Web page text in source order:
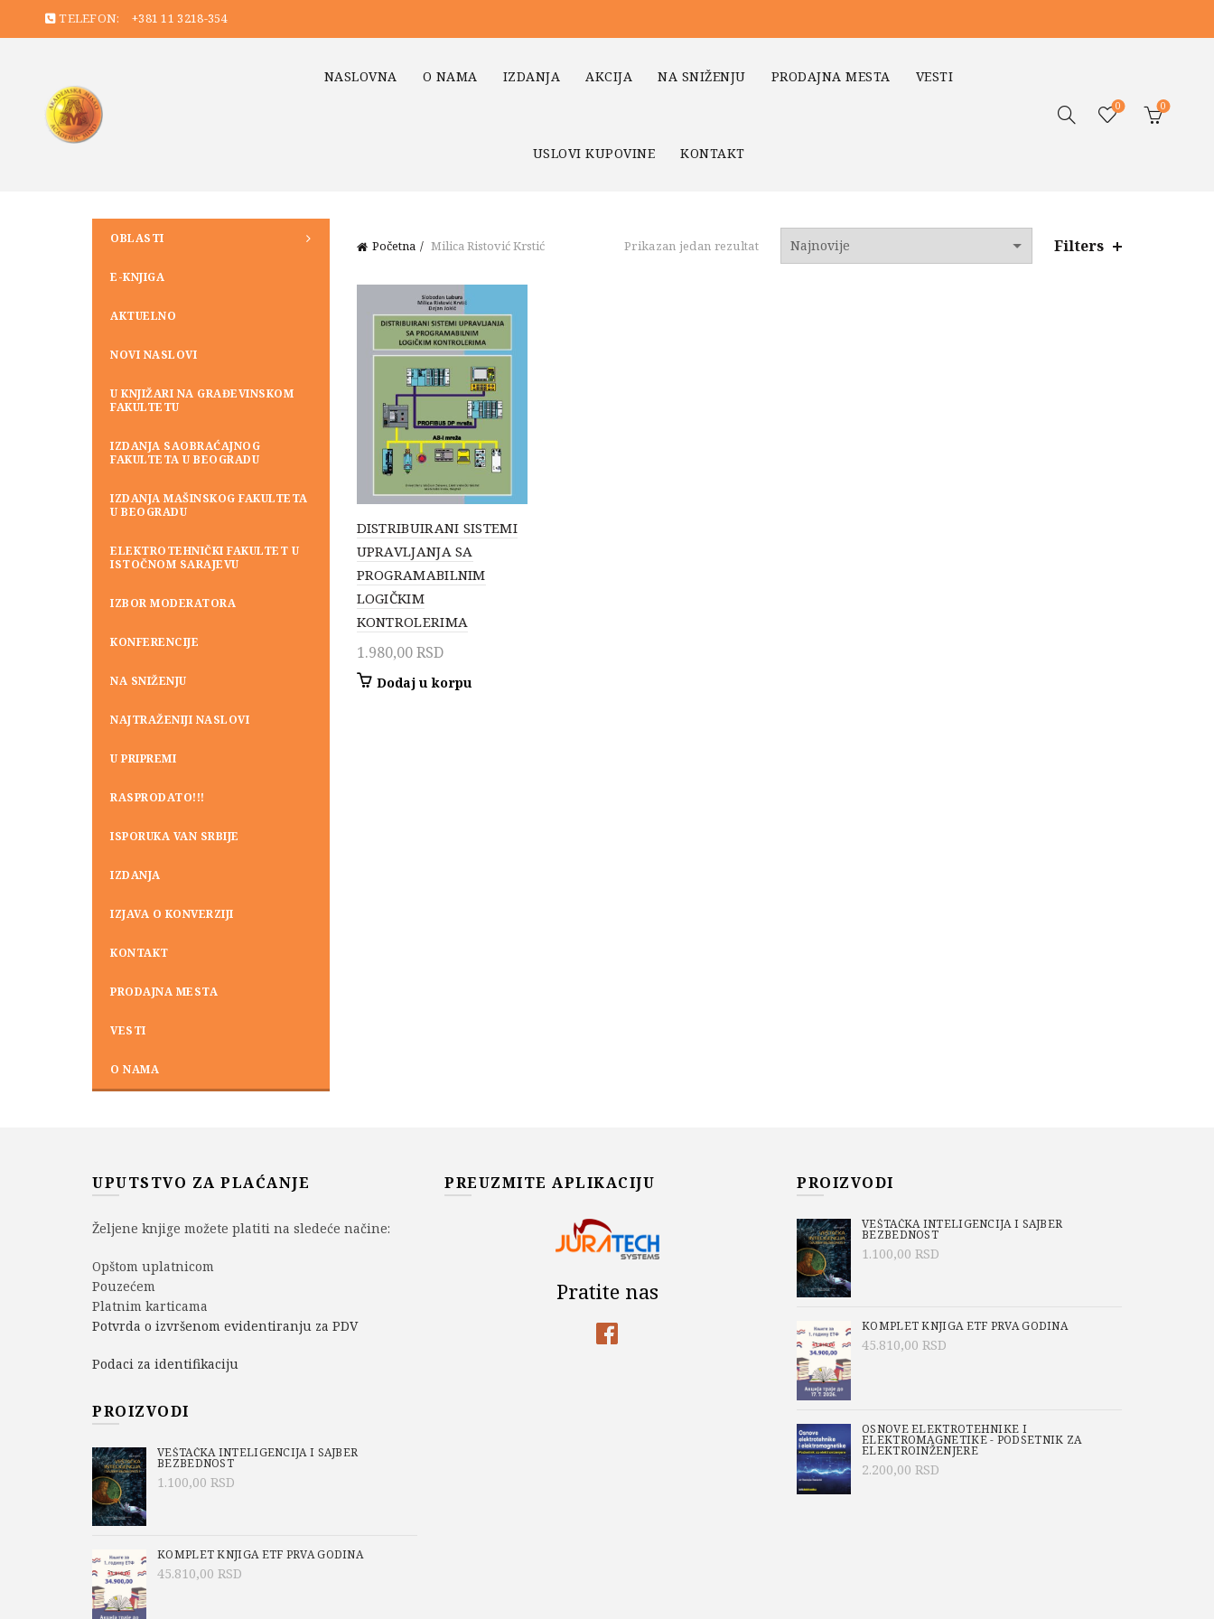
TELEFON: +381 11 3218-354
NASLOVNA O NAMA IZDANJA AKCIJA NA SNIŽENJU PRODAJNA MESTA VESTI
USLOVI KUPOVINE KONTAKT
0 0
Početna Milica Ristović Krstić Prikazan jedan rezultat Filters
DISTRIBUIRANI SISTEMI
UPRAVLJANJA SA
PROGRAMABILNIM
LOGIČKIM
KONTROLERIMA
1.980,00RSD
Dodaj u korpu
OBLASTI
E-KNJIGA
AKTUELNO
NOVI NASLOVI
U KNJIŽARI NA GRAĐEVINSKOM
FAKULTETU
IZDANJA SAOBRAĆAJNOG
FAKULTETA U BEOGRADU
IZDANJA MAŠINSKOG FAKULTETA
U BEOGRADU
ELEKTROTEHNIČKI FAKULTET U
ISTOČNOM SARAJEVU
IZBOR MODERATORA
KONFERENCIJE
NA SNIŽENJU
NAJTRAŽENIJI NASLOVI
U PRIPREMI
RASPRODATO!!!
ISPORUKA VAN SRBIJE
IZDANJA
IZJAVA O KONVERZIJI
KONTAKT
PRODAJNA MESTA
VESTI
O NAMA
UPUTSTVO ZA PLAĆANJE
Željene knjige možete platiti na sledeće načine:
Opštom uplatnicom
Pouzećem
Platnim karticama
Potvrda o izvršenom evidentiranju za PDV
Podaci za identifikaciju
PROIZVODI
VEŠTAČKA INTELIGENCIJA I SAJBER
BEZBEDNOST
1.100,00 RSD
KOMPLET KNJIGA ETF PRVA GODINA
45.810,00 RSD
PREUZMITE APLIKACIJU
Pratite nas
PROIZVODI
VEŠTAČKA INTELIGENCIJA I SAJBER
BEZBEDNOST
1.100,00 RSD
KOMPLET KNJIGA ETF PRVA GODINA
45.810,00 RSD
OSNOVE ELEKTROTEHNIKE I
ELEKTROMAGNETIKE - PODSETNIK ZA
ELEKTROINŽENJERE
2.200,00 RSD